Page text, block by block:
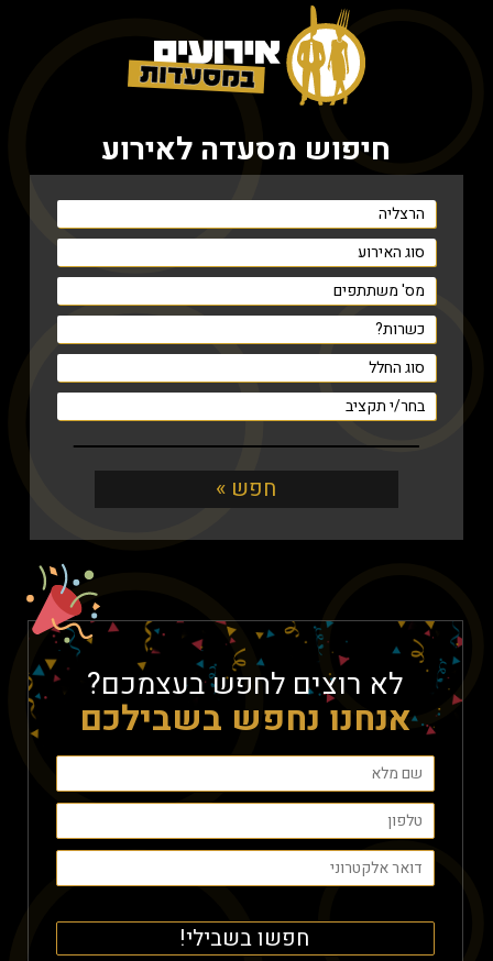
חיפוש מסעדה לאירוע
לא רוצים לחפש בעצמכם?
אנחנו נחפש בשבילכם